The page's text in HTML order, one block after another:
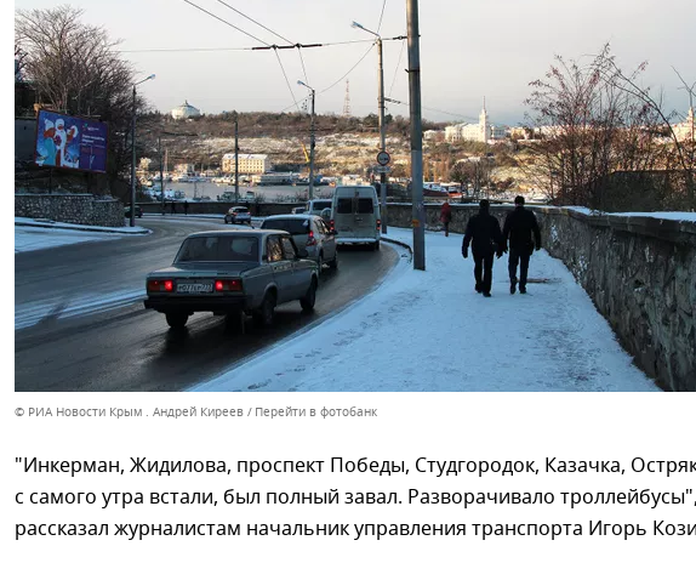
© РИА Новости Крым . Андрей Киреев Перейти в фотобанк
"Инкерман, Жидилова, проспект Победы, Студгородок, Казачка,
с самого утра встали, был полный завал. Разворачивало
рассказал журналистам начальник управления транспорта Игорь